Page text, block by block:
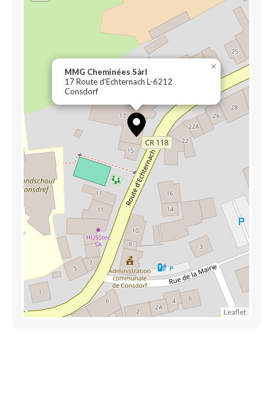
MMG Cheminées Sàrl
17 Route d'Echternach L-6212
Consdorf
×
Leaflet